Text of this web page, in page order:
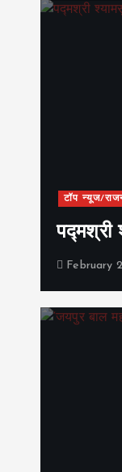
टॉप न्यूज/
पद्मश्री
February